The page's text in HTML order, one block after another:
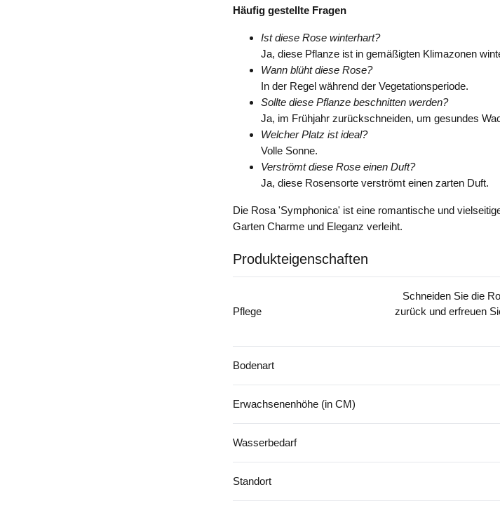
Häufig gestellte Fragen
Ist diese Rose winterhart?
Ja, diese Pflanze ist in gemäßigten Klimazonen
Wann blüht diese Rose?
In der Regel während der Vegetationsperiode.
Sollte diese Pflanze beschnitten werden?
Ja, im Frühjahr zurückschneiden, um gesundes
Welcher Platz ist ideal?
Volle Sonne.
Verströmt diese Rose einen Duft?
Ja, diese Rosensorte verströmt einen zarten Duft.
Die Rosa 'Symphonica' ist eine romantische und
Garten Charme und Eleganz verleiht.
Produkteigenschaften
Pflege
Schneiden Sie die
zurück und erfreuen
Bodenart
Erwachsenenhöhe (in CM)
Wasserbedarf
Standort